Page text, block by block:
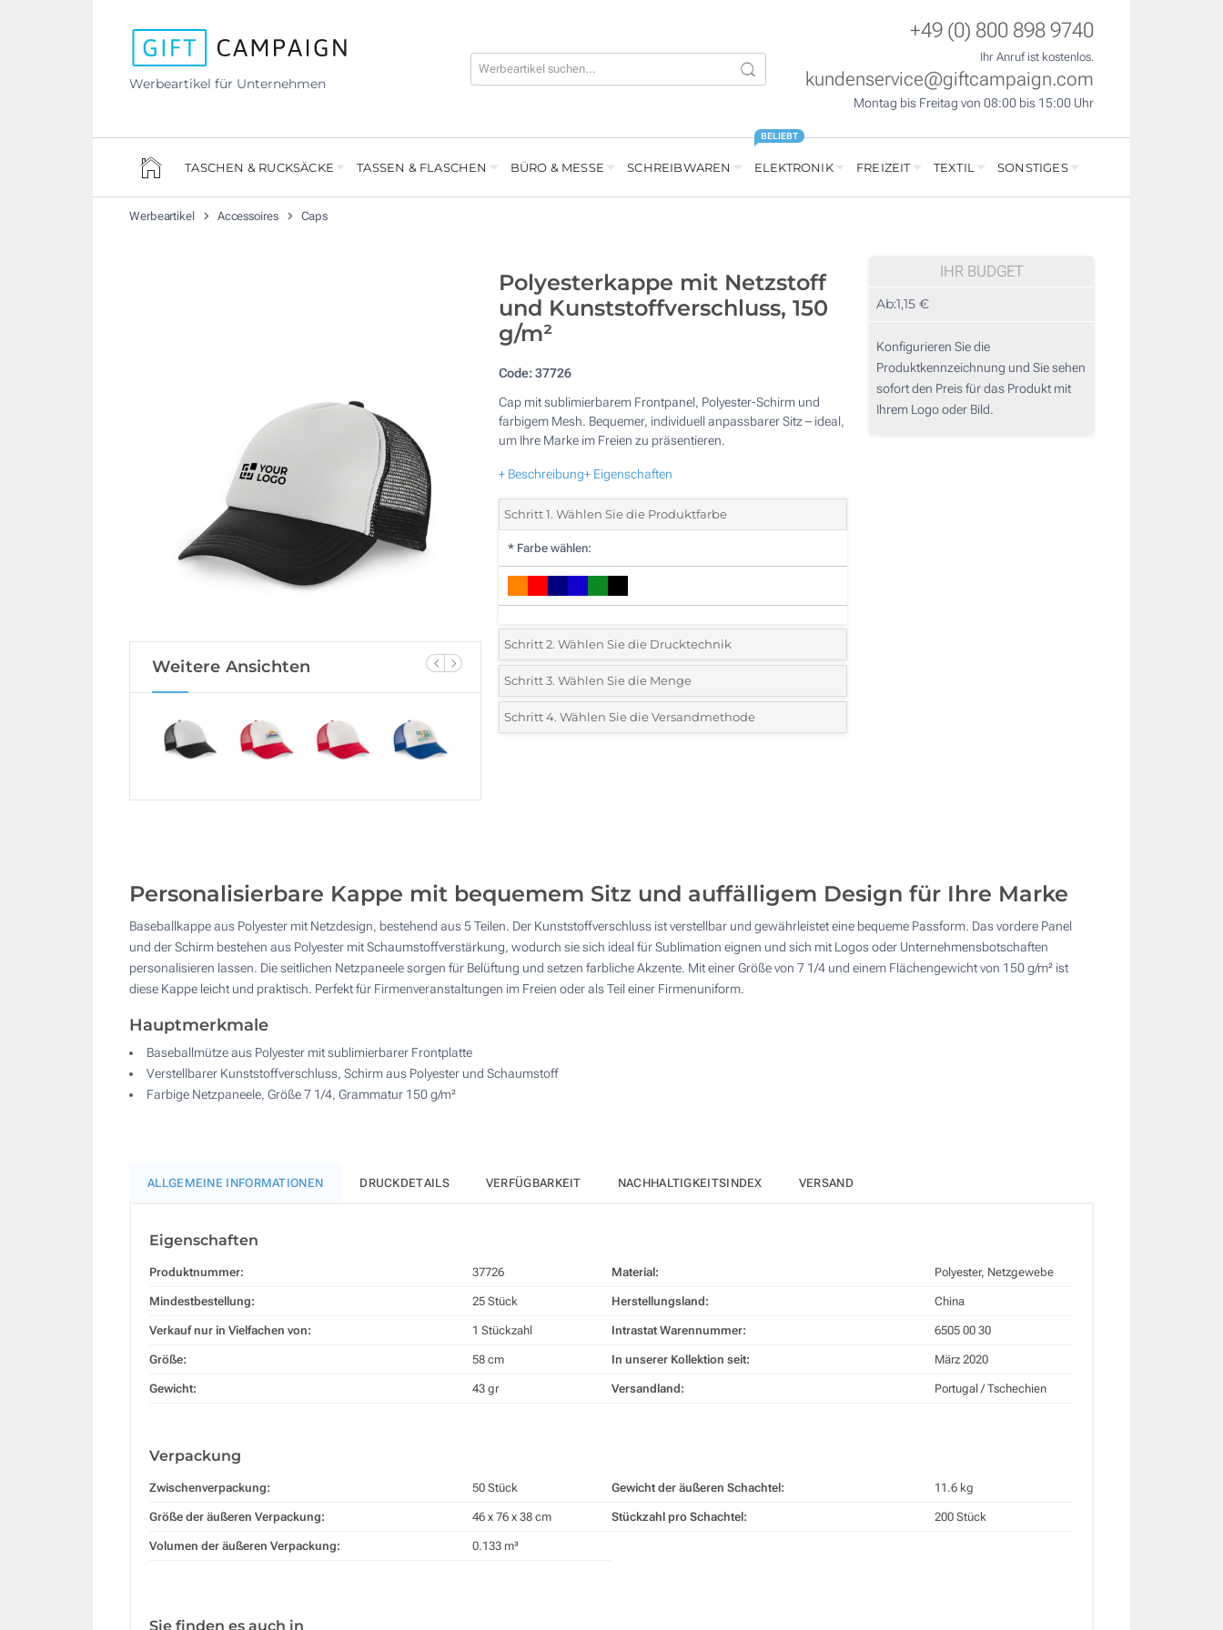
Werbeartikel für Unternehmen
+49 (0) 800 898 9740
Ihr Anruf ist kostenlos.
kundenservice@giftcampaign.com
Montag bis Freitag von 08:00 bis 15:00 Uhr
TASCHEN & RUCKSÄCKE TASSEN & FLASCHEN BÜRO & MESSE SCHREIBWAREN ELEKTRONIK
BELIEBT
FREIZEIT TEXTIL SONSTIGES
Werbeartikel Accessoires Caps
Weitere Ansichten
Polyesterkappe mit Netzstoff
und Kunststoffverschluss, 150
g/m²
Code:37726
Cap mit sublimierbarem Frontpanel, Polyester-Schirm und
farbigem Mesh. Bequemer, individuell anpassbarer Sitz – ideal,
um Ihre Marke im Freien zu präsentieren.
+ Beschreibung+ Eigenschaften
Schritt 1. Wählen Sie die Produktfarbe
* Farbe wählen:
Schritt 2. Wählen Sie die Drucktechnik
*Wählen Sie die Druck- und Farbtechniken für Ihr Logo:
1 Farbig (Vorderseite)
Sublimationsdruck Vollfarbe (Vorderseite)
Vollfarbdruck (Vorderseite)
Sticken (Vorderseite)
Schritt 3. Wählen Sie die Menge
*Bitte wählen Sie Ihre gewünschte Menge
250
500
Andere Menge :
Aktualisieren
Schritt 4. Wählen Sie die Versandmethode
IHR BUDGET
Ab:1,15 €
Konfigurieren Sie die
Produktkennzeichnung und Sie sehen
sofort den Preis für das Produkt mit
Ihrem Logo oder Bild.
Personalisierbare Kappe mit bequemem Sitz und auffälligem Design für Ihre Marke
Baseballkappe aus Polyester mit Netzdesign, bestehend aus 5 Teilen. Der Kunststoffverschluss ist verstellbar und gewährleistet eine bequeme Passform. Das vordere Panel
und der Schirm bestehen aus Polyester mit Schaumstoffverstärkung, wodurch sie sich ideal für Sublimation eignen und sich mit Logos oder Unternehmensbotschaften
personalisieren lassen. Die seitlichen Netzpaneele sorgen für Belüftung und setzen farbliche Akzente. Mit einer Größe von 7 1/4 und einem Flächengewicht von 150 g/m² ist
diese Kappe leicht und praktisch. Perfekt für Firmenveranstaltungen im Freien oder als Teil einer Firmenuniform.
Hauptmerkmale
Baseballmütze aus Polyester mit sublimierbarer Frontplatte
Verstellbarer Kunststoffverschluss, Schirm aus Polyester und Schaumstoff
Farbige Netzpaneele, Größe 7 1/4, Grammatur 150 g/m²
ALLGEMEINE INFORMATIONEN DRUCKDETAILS VERFÜGBARKEIT NACHHALTIGKEITSINDEX VERSAND
Eigenschaften
Produktnummer: 37726
Mindestbestellung: 25 Stück
Verkauf nur in Vielfachen von: 1 Stückzahl
Größe: 58 cm
Gewicht: 43 gr
Material: Polyester, Netzgewebe
Herstellungsland: China
Intrastat Warennummer: 6505 00 30
In unserer Kollektion seit: März 2020
Versandland: Portugal / Tschechien
Verpackung
Zwischenverpackung: 50 Stück
Größe der äußeren Verpackung: 46 x 76 x 38 cm
Volumen der äußeren Verpackung: 0.133 m³
Gewicht der äußeren Schachtel: 11.6 kg
Stückzahl pro Schachtel: 200 Stück
Sie finden es auch in